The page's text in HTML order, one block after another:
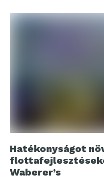
Hatékonyságot
Waberer’s